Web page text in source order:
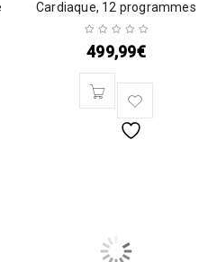
Cardiaque, 12 programmes
499,99€